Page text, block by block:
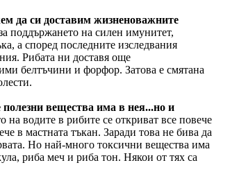
да си доставим жизненоважните
поддържането на силен имунитет,
а според последните изследвания
Рибата ни доставя още
белтъчини и форфор. Затова е смятана
полезни вещества има в нея...но и
на водите в рибите се откриват все повече
в мастната тъкан. Заради това не бива да
Но най-много токсични вещества има
риба меч и риба тон. Някои от тях са